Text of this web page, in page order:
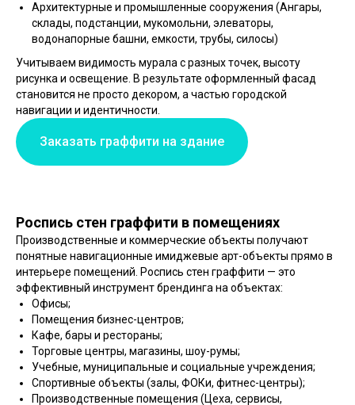
Архитектурные и промышленные сооружения (Ангары,
склады, подстанции, мукомольни, элеваторы,
водонапорные башни, емкости, трубы, силосы)
Учитываем видимость мурала с разных точек, высоту
рисунка и освещение. В результате оформленный фасад
становится не просто декором, а частью городской
навигации и идентичности.
Заказать граффити на здание
Роспись стен граффити в помещениях
Производственные и коммерческие объекты получают
понятные навигационные имиджевые арт-объекты прямо в
интерьере помещений. Роспись стен граффити — это
эффективный инструмент брендинга на объектах:
Офисы;
Помещения бизнес-центров;
Кафе, бары и рестораны;
Торговые центры, магазины, шоу-румы;
Учебные, муниципальные и социальные учреждения;
Спортивные объекты (залы, ФОКи, фитнес-центры);
Производственные помещения (Цеха, сервисы,